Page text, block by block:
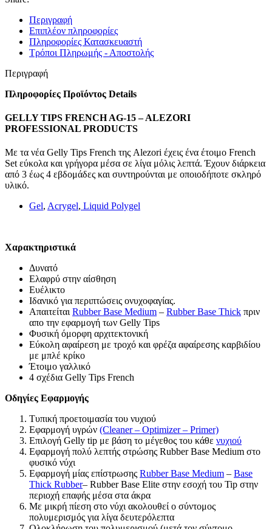
Περιγραφή
Επιπλέον πληροφορίες
Πληροφορίες Κατασκευαστή
Τρόποι Πληρωμής - Αποστολής
Περιγραφή
Πληροφορίες Προϊόντος Details
GELLY TIPS FRENCH AG-15 – ALEZORI
PROFESSIONAL PRODUCTS
Με τα νέα Gelly Tips French της Alezori έχεις ένα έτοιμο French
Set εύκολα και γρήγορα μέσα σε λίγα μόλις λεπτά. Έχουν διάρκεια
από 3 έως 4 εβδομάδες και συντηρούνται με οποιοδήποτε σκληρό
υλικό.
Gel, Acrygel, Liquid Polygel
Χαρακτηριστικά
Δυνατό
Ελαφρύ στην αίσθηση
Ευέλικτο
Ιδανικό για περιπτώσεις ονυχοφαγίας.
Απαιτείται Rubber Base Medium – Rubber Base Thick πριν
απο την εφαρμογή των Gelly Tips
Φυσική όμορφη αρχιτεκτονική
Εύκολη αφαίρεση με τροχό και φρέζα αφαίρεσης καρβιδίου
με μπλέ κρίκο
Έτοιμο γαλλικό
4 σχέδια Gelly Tips French
Οδηγίες Εφαρμογής
Τυπική προετοιμασία του νυχιού
Εφαρμογή υγρών (Cleaner – Optimizer – Primer)
Επιλογή Gelly tip με βάση το μέγεθος του κάθε νυχιού
Εφαρμογή πολύ λεπτής στρώσης Rubber Base Medium στο
φυσικό νύχι
Εφαρμογή μίας επίστρωσης Rubber Base Medium – Base
Thick Rubber– Rubber Base Elite στην εσοχή του Tip στην
περιοχή επαφής μέσα στα άκρα
Με μικρή πίεση στο νύχι ακολουθεί ο σύντομος
πολυμερισμός για λίγα δευτερόλεπτα